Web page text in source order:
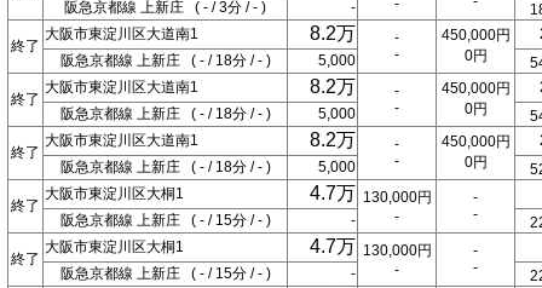
-
阪急京都線 上新庄 ( - / 3分 / - ) -
終了
大阪市東淀川区大道南1 8.2万
-
-
450,000円
0円
阪急京都線 上新庄 ( - / 18分 / - )
5,000
終了
大阪市東淀川区大道南1 8.2万
-
-
450,000円
0円
阪急京都線 上新庄 ( - / 18分 / - )
5,000
終了
大阪市東淀川区大道南1 8.2万
-
-
450,000円
0円
阪急京都線 上新庄 ( - / 18分 / - )
5,000
終了
大阪市東淀川区大桐1 4.7万 130,000円
-
-
-
阪急京都線 上新庄 ( - / 15分 / - ) -
終了
大阪市東淀川区大桐1 4.7万 130,000円
-
-
-
阪急京都線 上新庄 ( - / 15分 / - ) -